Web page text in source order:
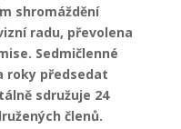
shromáždění
radu, převolena
Sedmičlenné
roky předsedat
sdružuje 24
členů.